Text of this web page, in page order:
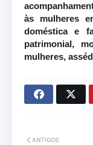
às mulheres
doméstica e
patrimonial,
mulheres,
ANTIGOS